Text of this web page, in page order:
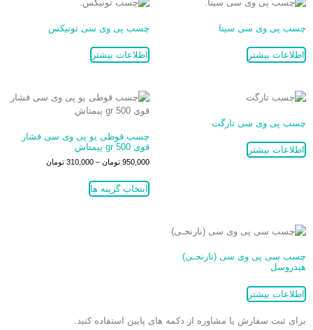
چسب پی وی سی سینا
اطلاعات بیشتر
چسب پی وی سی تونیکس
اطلاعات بیشتر
چسب پی وی سی تارگت
اطلاعات بیشتر
چسب قوطی یو پی وی سی فشار
قوی 500 gr پیمتاش
950,000 تومان –
310,000 تومان
انتخاب گزینه ها
چسب سی پی وی سی (نارنجـی)
هیدروسل
اطلاعات بیشتر
برای ثبت سفارش یا مشاوره از دکمه های پایین استفاده کنید.